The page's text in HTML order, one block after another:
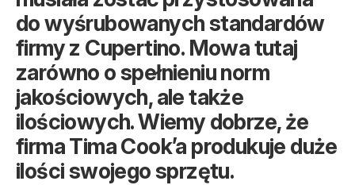
do wyśrubowanych standardów
firmy z Cupertino. Mowa tutaj
zarówno o spełnieniu norm
jakościowych, ale także
ilościowych. Wiemy dobrze, że
firma Tima Cook’a produkuje duże
ilości swojego sprzętu.